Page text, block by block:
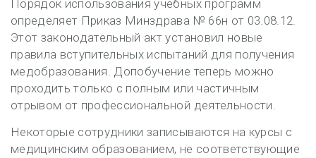
Порядок использования учебных программ
определяет Приказ Минздрава № 66н от 03.08.12.
Этот законодательный акт установил новые
правила вступительных испытаний для получения
медобразования. Допобучение теперь можно
проходить только с полным или частичным
отрывом от профессиональной деятельности.
Некоторые сотрудники записываются на курсы с
медицинским образованием, не соответствующие